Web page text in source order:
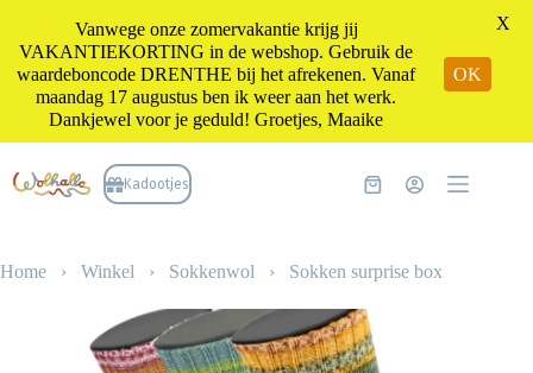
naar
de
Kadootjes Winkelwagen
Home › Winkel › Sokkenwol › Sokken surprise box
Vanwege onze zomervakantie krijg jij
VAKANTIEKORTING in de webshop. Gebruik de
waardeboncode DRENTHE bij het afrekenen. Vanaf
maandag 17 augustus ben ik weer aan het werk.
Dankjewel voor je geduld! Groetjes, Maaike
OK
X